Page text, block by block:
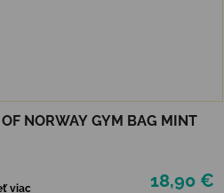
NORWAY GYM BAG MINT
18,90 €
viac